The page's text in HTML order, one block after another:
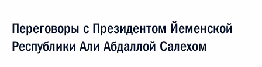
Переговоры с Президентом Йеменской
Республики Али Абдаллой Салехом